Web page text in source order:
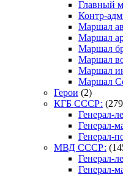
Главный
Контр-
Маршал
Маршал
Маршал
Маршал
Маршал
Маршал
Герои (2)
КГБ СССР:
Генерал-
Генерал-
Генерал-
МВД СССР:
Генерал-
Генерал-